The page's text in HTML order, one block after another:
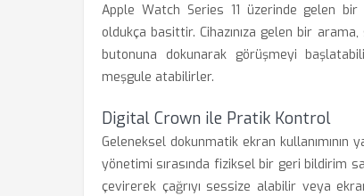
Apple Watch Series 11 üzerinde gelen bir
oldukça basittir. Cihazınıza gelen bir
butonuna dokunarak görüşmeyi
meşgule atabilirler.
Digital Crown ile Pratik Kontrol
Geleneksel dokunmatik ekran kullanımının
yönetimi sırasında fiziksel bir geri bildirim
çevirerek çağrıyı sessize alabilir veya